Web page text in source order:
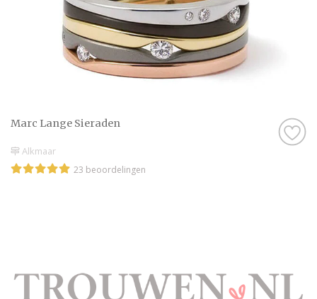
Marc Lange Sieraden
Alkmaar
23 beoordelingen